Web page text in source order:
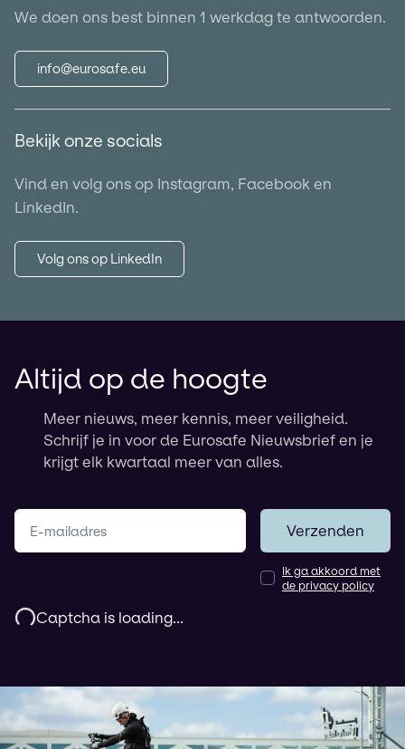
We doen ons best binnen 1 werkdag te antwoorden.
info@eurosafe.eu
Bekijk onze socials
Vind en volg ons op Instagram, Facebook en
LinkedIn.
Volg ons op LinkedIn
Altijd op de hoogte
Meer nieuws, meer kennis, meer veiligheid.
Schrijf je in voor de Eurosafe Nieuwsbrief en je
krijgt elk kwartaal meer van alles.
Jouw e-mailadres
Verzenden
Ik ga akkoord met
de privacy policy
Captcha is loading...